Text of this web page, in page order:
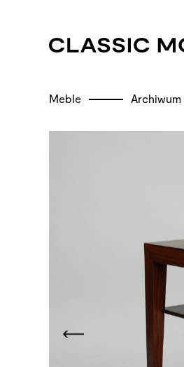
Meble Archiwum